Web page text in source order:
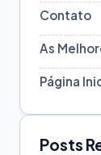
Contato
As
Página
Posts